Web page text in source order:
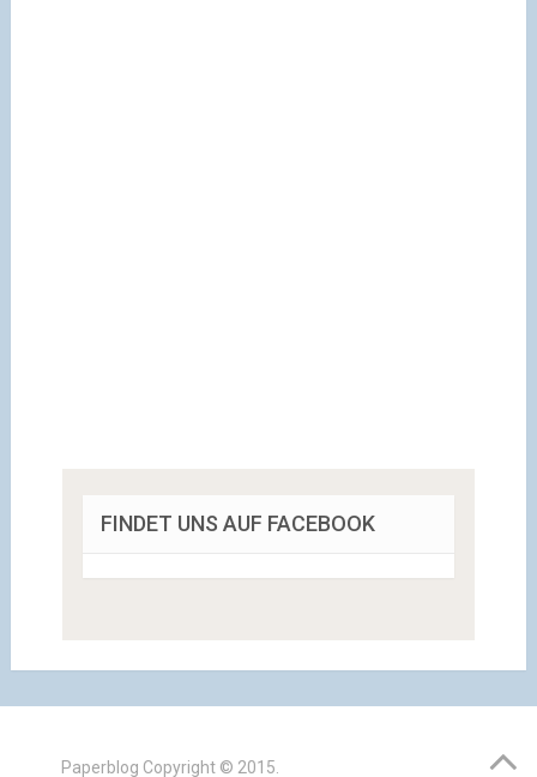
FINDET UNS AUF FACEBOOK
Paperblog Copyright © 2015.